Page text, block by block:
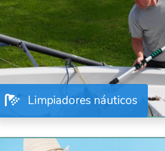
Limpiadores náuticos